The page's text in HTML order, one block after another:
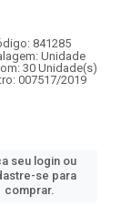
841285
Unidade
30 Unidade(s)
007517/2019
seu login ou
se para
comprar.